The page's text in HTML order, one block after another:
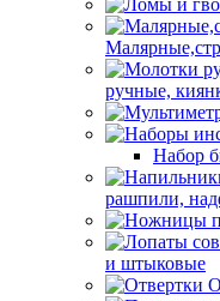
ручные,
Набор
рашпили,
и штыковые